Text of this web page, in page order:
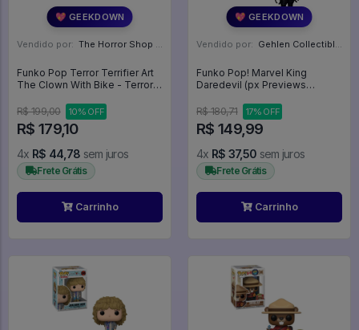
💖 GEEKDOWN
Vendido por: The Horror Shop - Colecionáveis - MG
Funko Pop Terror Terrifier Art
The Clown With Bike - Terror
R$ 199,00
10% OFF
R$ 179,10
4x R$ 44,78 sem juros
Frete Grátis
Carrinho
💖 GEEKDOWN
Vendido por: Gehlen Collectibles - RS
Funko Pop! Marvel King
Daredevil (px Previews
Marvel Comics: Demolidor
#1292
R$ 180,71 17% OFF
R$ 149,99
4x R$ 37,50 sem juros
Frete Grátis
Carrinho